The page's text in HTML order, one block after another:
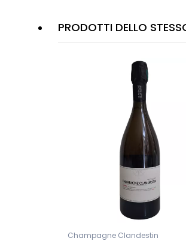
PRODOTTI DELLO
Champagne Clandestin